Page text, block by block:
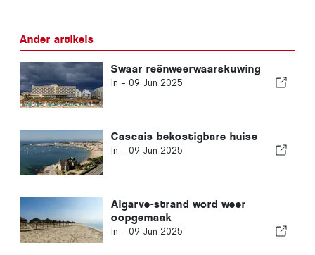
Ander artikels
Swaar reënweerwaarskuwing
In - 09 Jun 2025
Cascais bekostigbare huise
In - 09 Jun 2025
Algarve-strand word weer
oopgemaak
In - 09 Jun 2025